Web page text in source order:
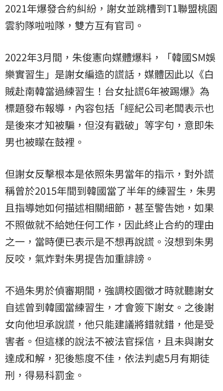
2021年爆發合約糾紛，謝女並跳槽到T1聯盟桃園
雲豹隊啦啦隊，雙方互有官司。
2022年3月間，朱俊憲向媒體爆料，「韓國SM娛
樂實習生」是謝女編造的謊話，媒體因此以《白
賊赴南韓當過練習生！台女扯謊6年被踢爆》為
標題發布報導，內容包括「經紀公司老闆表示也
是後來才知被騙，但沒有戳破」等字句，意即朱
男也被矇在鼓裡。
但謝女反擊根本是依照朱男當年的指示，對外謊
稱曾於2015年間到韓國當了半年的練習生，朱男
且指導她如何描述相關細節，甚至警告她，如果
不照做就不給她任何工作，因此終止合約的理由
之一，當時便已表示是不想再說謊。沒想到朱男
反咬，氣炸對朱男提告加重誹謗。
不過朱男於偵審期間，強調校園徵才時就聽謝女
自述曾到韓國當練習生，才會簽下謝女。之後謝
女向他坦承說謊，他只能建議將錯就錯，他是受
害者。但這樣的說法不被法官採信，且未與謝女
達成和解，犯後態度不佳，依法判處5月有期徒
刑，得易科罰金。